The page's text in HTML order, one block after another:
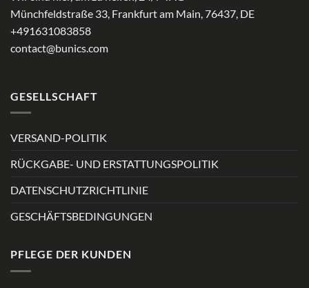
Münchfeldstraße 33, Frankfurt am Main, 76437, DE
+491631083858
contact@bunics.com
GESELLSCHAFT
VERSAND-POLITIK
RÜCKGABE- UND ERSTATTUNGSPOLITIK
DATENSCHUTZRICHTLINIE
GESCHÄFTSBEDINGUNGEN
PFLEGE DER KUNDEN